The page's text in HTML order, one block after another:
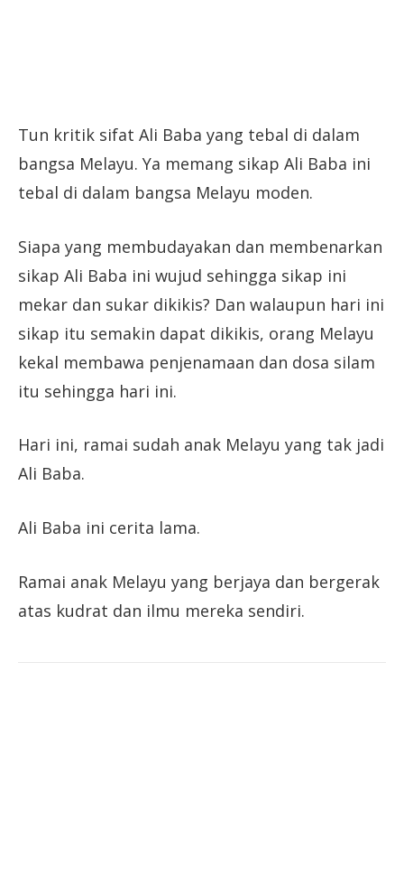
Tun kritik sifat Ali Baba yang tebal di dalam
bangsa Melayu. Ya memang sikap Ali Baba ini
tebal di dalam bangsa Melayu moden.
Siapa yang membudayakan dan membenarkan
sikap Ali Baba ini wujud sehingga sikap ini
mekar dan sukar dikikis? Dan walaupun hari ini
sikap itu semakin dapat dikikis, orang Melayu
kekal membawa penjenamaan dan dosa silam
itu sehingga hari ini.
Hari ini, ramai sudah anak Melayu yang tak jadi
Ali Baba.
Ali Baba ini cerita lama.
Ramai anak Melayu yang berjaya dan bergerak
atas kudrat dan ilmu mereka sendiri.